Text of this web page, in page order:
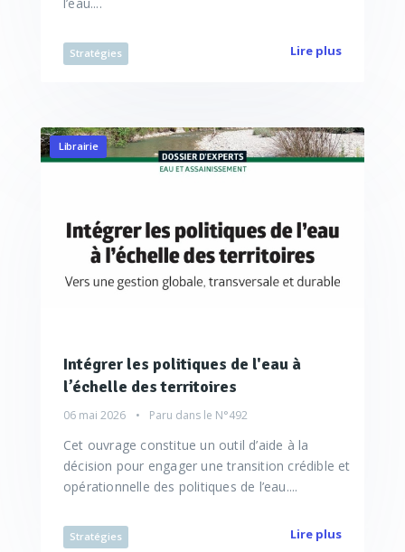
l’eau....
Stratégies Lire plus
Librairie
Intégrer les politiques de l'eau à
l’échelle des territoires
06 mai 2026 Paru dans le N°492
Cet ouvrage constitue un outil d’aide à la
décision pour engager une transition crédible et
opérationnelle des politiques de l’eau....
Stratégies Lire plus